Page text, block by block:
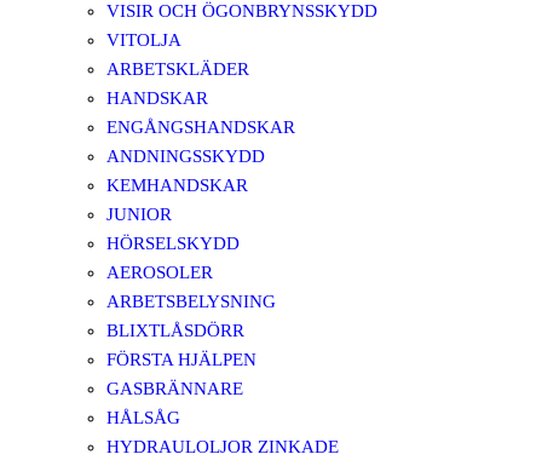
VISIR OCH ÖGONBRYNSSKYDD
VITOLJA
ARBETSKLÄDER
HANDSKAR
ENGÅNGSHANDSKAR
ANDNINGSSKYDD
KEMHANDSKAR
JUNIOR
HÖRSELSKYDD
AEROSOLER
ARBETSBELYSNING
BLIXTLÅSDÖRR
FÖRSTA HJÄLPEN
GASBRÄNNARE
HÅLSÅG
HYDRAULOLJOR ZINKADE